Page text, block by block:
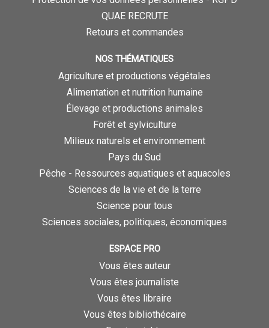
QUAE RECRUTE
Retours et commandes
NOS THÉMATIQUES
Agriculture et productions végétales
Alimentation et nutrition humaine
Élevage et productions animales
Forêt et sylviculture
Milieux naturels et environnement
Pays du Sud
Pêche - Ressources aquatiques et aquacoles
Sciences de la vie et de la terre
Science pour tous
Sciences sociales, politiques, économiques
ESPACE PRO
Vous êtes auteur
Vous êtes journaliste
Vous êtes libraire
Vous êtes bibliothécaire